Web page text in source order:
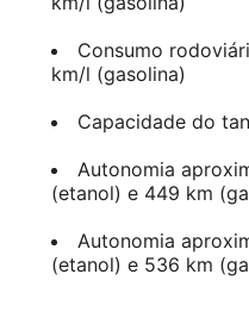
Consumo
km/l (gasolina)
Capacidade do
Autonomia
(etanol) e 449 km
Autonomia
(etanol) e 536 km